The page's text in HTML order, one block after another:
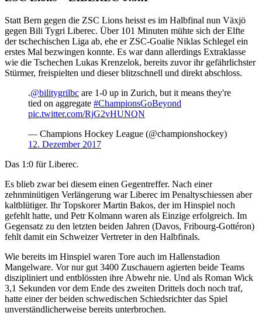
Statt Bern gegen die ZSC Lions heisst es im Halbfinal nun Växjö
gegen Bili Tygri Liberec. Über 101 Minuten mühte sich der Elfte
der tschechischen Liga ab, ehe er ZSC-Goalie Niklas Schlegel ein
erstes Mal bezwingen konnte. Es war dann allerdings Extraklasse
wie die Tschechen Lukas Krenzelok, bereits zuvor ihr gefährlichster
Stürmer, freispielten und dieser blitzschnell und direkt abschloss.
.@bilitygrilbc are 1-0 up in Zurich, but it means they're
tied on aggregate #ChampionsGoBeyond
pic.twitter.com/RjG2vHUNQN
— Champions Hockey League (@championshockey)
12. Dezember 2017
Das 1:0 für Liberec.
Es blieb zwar bei diesem einen Gegentreffer. Nach einer
zehnminütigen Verlängerung war Liberec im Penaltyschiessen aber
kaltblütiger. Ihr Topskorer Martin Bakos, der im Hinspiel noch
gefehlt hatte, und Petr Kolmann waren als Einzige erfolgreich. Im
Gegensatz zu den letzten beiden Jahren (Davos, Fribourg-Gottéron)
fehlt damit ein Schweizer Vertreter in den Halbfinals.
Wie bereits im Hinspiel waren Tore auch im Hallenstadion
Mangelware. Vor nur gut 3400 Zuschauern agierten beide Teams
diszipliniert und entblössten ihre Abwehr nie. Und als Roman Wick
3,1 Sekunden vor dem Ende des zweiten Drittels doch noch traf,
hatte einer der beiden schwedischen Schiedsrichter das Spiel
unverständlicherweise bereits unterbrochen.